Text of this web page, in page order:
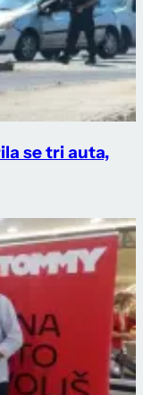
se tri auta,